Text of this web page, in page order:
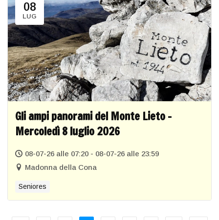
08
LUG
Gli ampi panorami del Monte Lieto –
Mercoledì 8 luglio 2026
08-07-26 alle 07:20 - 08-07-26 alle 23:59
Madonna della Cona
Seniores